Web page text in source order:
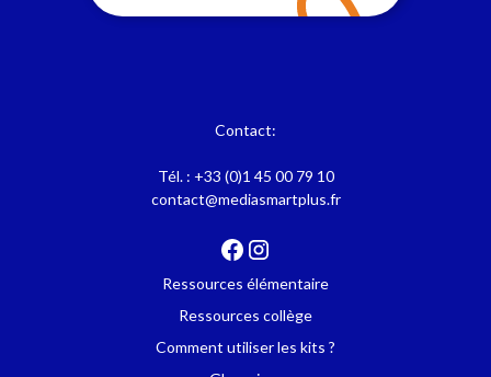
Contact:
Tél. : +33 (0)1 45 00 79 10
contact@mediasmartplus.fr
Ressources élémentaire
Ressources collège
Comment utiliser les kits ?